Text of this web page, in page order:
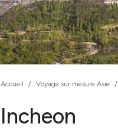
Accueil / Voyage sur mesure Asie /
Incheon